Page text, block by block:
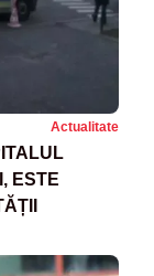
Actualitate
ESTE